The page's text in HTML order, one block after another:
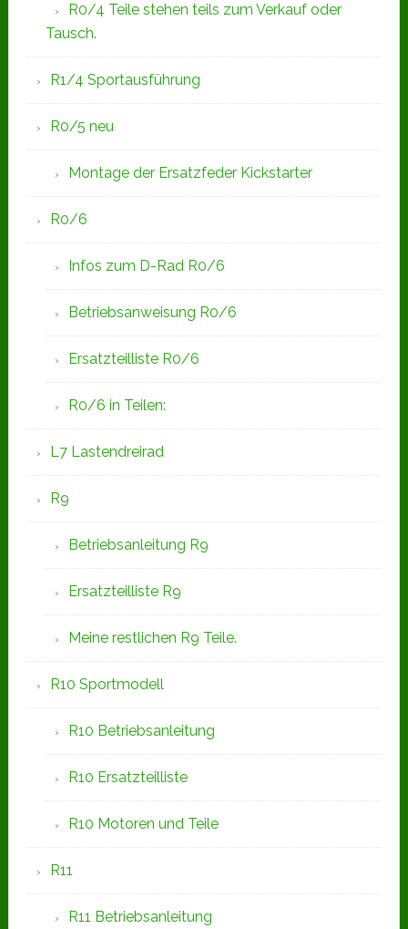
R0/4 Teile stehen teils zum Verkauf oder
Tausch.
R1/4 Sportausführung
R0/5 neu
Montage der Ersatzfeder Kickstarter
R0/6
Infos zum D-Rad R0/6
Betriebsanweisung R0/6
Ersatzteilliste R0/6
R0/6 in Teilen:
L7 Lastendreirad
R9
Betriebsanleitung R9
Ersatzteilliste R9
Meine restlichen R9 Teile.
R10 Sportmodell
R10 Betriebsanleitung
R10 Ersatzteilliste
R10 Motoren und Teile
R11
R11 Betriebsanleitung